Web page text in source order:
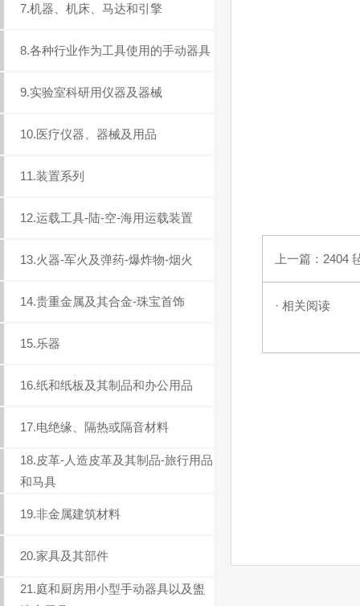
7.机器、机床、马达和引擎
8.各种行业作为工具使用的手动器具
9.实验室科研用仪器及器械
10.医疗仪器、器械及用品
11.装置系列
12.运载工具-陆-空-海用运载装置
13.火器-军火及弹药-爆炸物-烟火
14.贵重金属及其合金-珠宝首饰
15.乐器
16.纸和纸板及其制品和办公用品
17.电绝缘、隔热或隔音材料
18.皮革-人造皮革及其制品-旅行用品
和马具
19.非金属建筑材料
20.家具及其部件
21.庭和厨房用小型手动器具以及盥
上一篇： 2404
· 相关阅读